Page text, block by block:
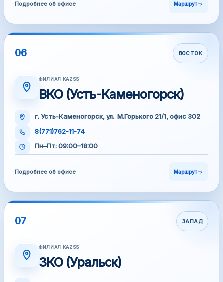
Подробнее об офисе Маршрут
06 ВОСТОК
ФИЛИАЛ KAZSS
ВКО (Усть-Каменогорск)
г. Усть-Каменогорск, ул. М.Горького 21/1, офис 302
8(771)762-11-74
Пн–Пт: 09:00–18:00
Подробнее об офисе Маршрут
07 ЗАПАД
ФИЛИАЛ KAZSS
ЗКО (Уральск)